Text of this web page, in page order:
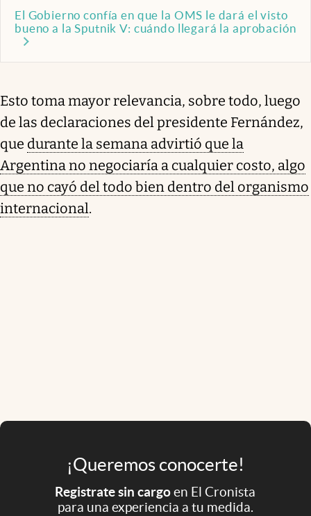
El Gobierno confía en que la OMS le dará el visto
bueno a la Sputnik V: cuándo llegará la aprobación
Esto toma mayor relevancia, sobre todo, luego
de las declaraciones del presidente Fernández,
que durante la semana advirtió que la
Argentina no negociaría a cualquier costo, algo
que no cayó del todo bien dentro del organismo
internacional.
¡Queremos conocerte!
Registrate sin cargoen El Cronista
para una experiencia a tu medida.